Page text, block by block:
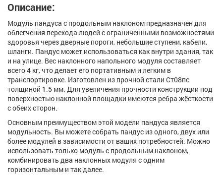
Описание:
Модуль пандуса с продольным наклоном предназначен для
облегчения перехода людей с ограниченными возможностями
здоровья через дверные пороги, небольшие ступени, кабели,
шланги. Пандус может использоваться как внутри здания, так
и на улице. Вес наклонного напольного модуля составляет
всего 4 кг, что делает его портативным и легким в
транспортировке. Изготовлен из прочной стали Ст08пс
толщиной 1.5 мм. Для увеличения прочности конструкции под
поверхностью наклонной площадки имеются ребра жёсткости
с обеих сторон.
Основным преимуществом этой модели пандуса является
модульность. Вы можете собрать пандус из одного, двух или
более модулей в зависимости от ваших потребностей. Можно
использовать только модуль с продольным наклоном,
комбинировать два наклонных модуля с одним
горизонтальным и так далее.